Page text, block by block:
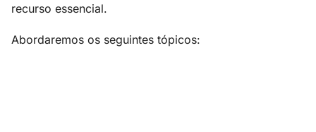
recurso essencial.
Abordaremos os seguintes tópicos: